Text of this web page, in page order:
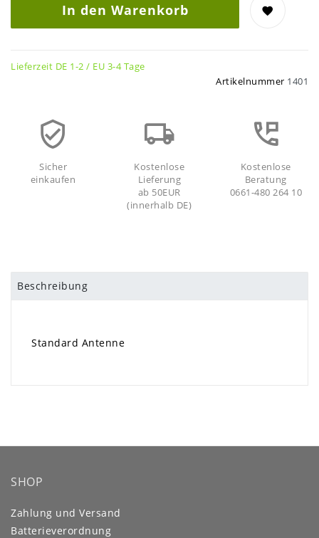
In den Warenkorb
Lieferzeit DE 1-2 / EU 3-4 Tage
Artikelnummer 1401
Sicher
einkaufen
Kostenlose
Lieferung
ab 50EUR
(innerhalb DE)
Kostenlose
Beratung
0661-480 264 10
Beschreibung
Standard Antenne
SHOP
Zahlung und Versand
Batterieverordnung